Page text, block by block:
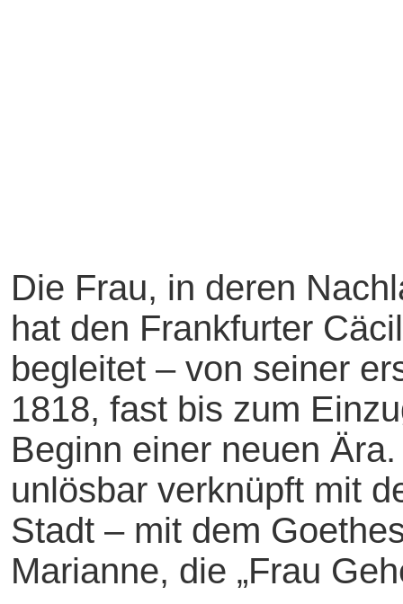
Die Frau, in deren
hat den Frankfurter
begleitet – von seiner
1818, fast bis zum
Beginn einer neuen
unlösbar verknüpft mit
Stadt – mit dem
Marianne, die „Frau